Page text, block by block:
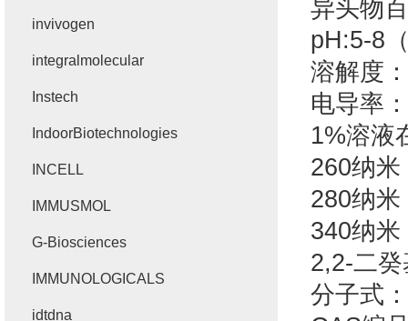
异头物
pH:5-8
溶解度
电导率：
1%溶液
260纳米
280纳米
340纳米
2,2-二
分子式：
invivogen
integralmolecular
Instech
IndoorBiotechnologies
INCELL
IMMUSMOL
G-Biosciences
IMMUNOLOGICALS
idtdna